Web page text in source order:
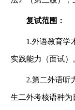
复试范围：
1.外语教育学
实践能力（面试）
2.第二外语听
生二外考核语种